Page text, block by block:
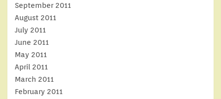
September 2011
August 2011
July 2011
June 2011
May 2011
April 2011
March 2011
February 2011